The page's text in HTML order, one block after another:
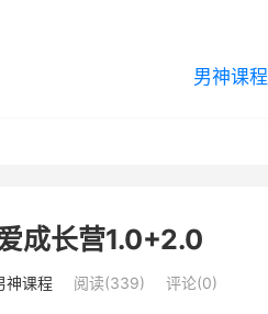
男神课程
成长营1.0+2.0
神课程 阅读(339) 评论(0)